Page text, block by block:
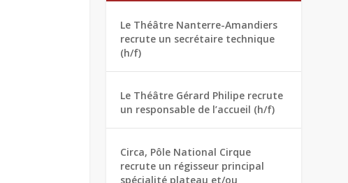
Le Théâtre Nanterre-Amandiers
recrute un secrétaire technique
(h/f)
Le Théâtre Gérard Philipe recrute
un responsable de l’accueil (h/f)
Circa, Pôle National Cirque
recrute un régisseur principal
spécialité plateau et/ou